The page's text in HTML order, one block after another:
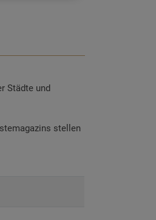
Städte und
stellen